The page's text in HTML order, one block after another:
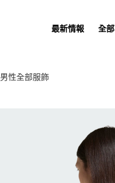
最新情報 全
男性全部服飾